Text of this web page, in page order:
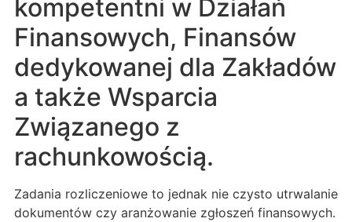
kompetentni w Działań
Finansowych, Finansów
dedykowanej dla Zakładów
a także Wsparcia
Związanego z
rachunkowością.
Zadania rozliczeniowe to jednak nie czysto utrwalanie
dokumentów czy aranżowanie zgłoszeń finansowych.